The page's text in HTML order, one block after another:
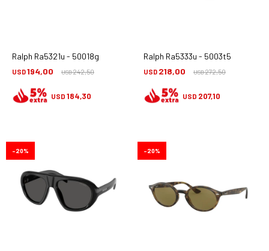
Ralph Ra5321u - 50018g
USD194,00 USD242,50
USD 184,30
Ralph Ra5333u - 5003t5
USD 218,00 USD272,50
USD 207,10
20 20